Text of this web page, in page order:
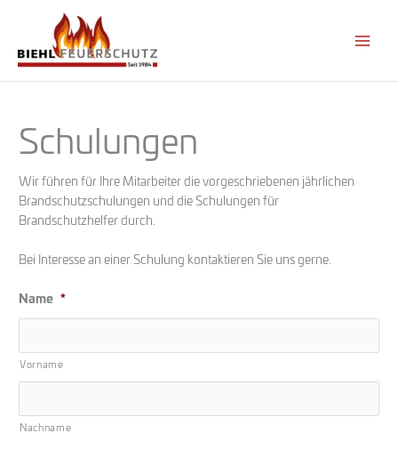
springen
Schulungen
Wir führen für Ihre Mitarbeiter die vorgeschriebenen jährlichen
Brandschutzschulungen und die Schulungen für
Brandschutzhelfer durch.
Bei Interesse an einer Schulung kontaktieren Sie uns gerne.
Name *
Vorname
Nachname